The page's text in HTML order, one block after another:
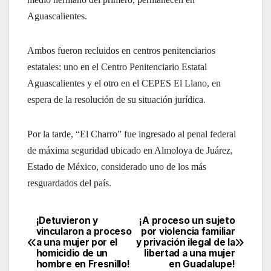
Aguascalientes.
Ambos fueron recluidos en centros penitenciarios
estatales: uno en el Centro Penitenciario Estatal
Aguascalientes y el otro en el CEPES El Llano, en
espera de la resolución de su situación jurídica.
Por la tarde, “El Charro” fue ingresado al penal federal
de máxima seguridad ubicado en Almoloya de Juárez,
Estado de México, considerado uno de los más
resguardados del país.
Navegación
de
¡A proceso un sujeto
por violencia familiar
y privación ilegal de la
libertad a una mujer
en Guadalupe!
¡Detuvieron y
vincularon a proceso
a una mujer por el
homicidio de un
hombre en Fresnillo!